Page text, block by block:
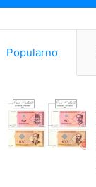
Popularno